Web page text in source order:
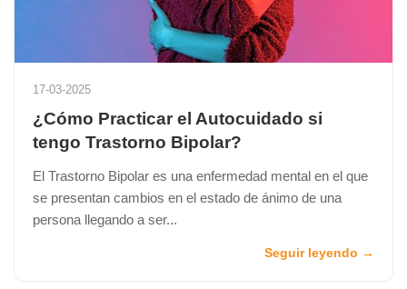
17-03-2025
¿Cómo Practicar el Autocuidado si
tengo Trastorno Bipolar?
El Trastorno Bipolar es una enfermedad mental en el que
se presentan cambios en el estado de ánimo de una
persona llegando a ser...
Seguir leyendo →